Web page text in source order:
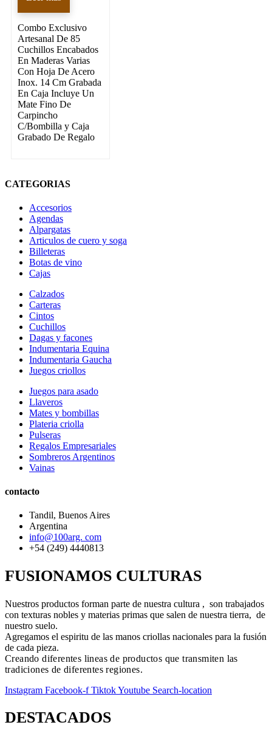
Combo Exclusivo
Artesanal De 85
Cuchillos Encabados
En Maderas Varias
Con Hoja De Acero
Inox. 14 Cm Grabada
En Caja Incluye Un
Mate Fino De
Carpincho
C/Bombilla y Caja
Grabado De Regalo
CATEGORIAS
Accesorios
Agendas
Alpargatas
Articulos de cuero y soga
Billeteras
Botas de vino
Cajas
Calzados
Carteras
Cintos
Cuchillos
Dagas y facones
Indumentaria Equina
Indumentaria Gaucha
Juegos criollos
Juegos para asado
Llaveros
Mates y bombillas
Plateria criolla
Pulseras
Regalos Empresariales
Sombreros Argentinos
Vainas
contacto
Tandil, Buenos Aires
Argentina
info@100arg. com
+54 (249) 4440813
FUSIONAMOS CULTURAS
Nuestros productos forman parte de nuestra cultura , son trabajados
con texturas nobles y materias primas que salen de nuestra tierra, de
nuestro suelo.
Agregamos el espiritu de las manos criollas nacionales para la fusión
de cada pieza.
Creando diferentes lineas de productos que transmiten las
tradiciones de diferentes regiones.
Instagram Facebook-f TiktokYoutube Search-location
DESTACADOS